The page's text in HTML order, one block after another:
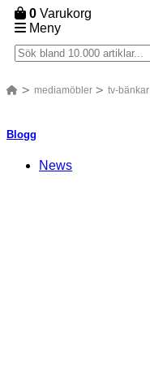
0 Varukorg
Meny
mediamöbler tv-bänkar
Blogg
News